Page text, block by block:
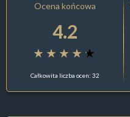
Ocena końcowa
4.2
Całkowita liczba ocen: 32